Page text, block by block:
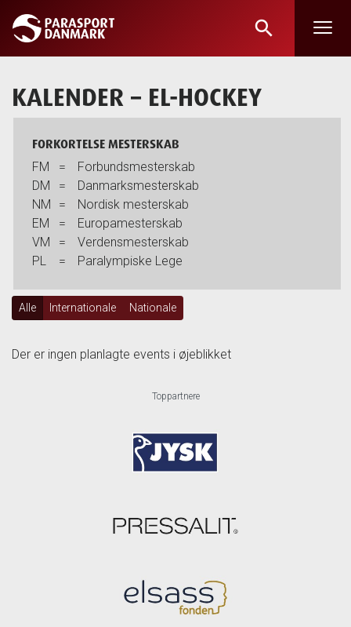
Skip
to
content
search
Toppartnere
KALENDER – EL-HOCKEY
FORKORTELSE MESTERSKAB
FM =
Forbundsmesterskab
DM
=
Danmarksmesterskab
NM
=
Nordisk mesterskab
EM
=
Europamesterskab
VM
=
Verdensmesterskab
PL
= Paralympiske Lege
Alle Internationale Nationale
Der er ingen planlagte events i øjeblikket